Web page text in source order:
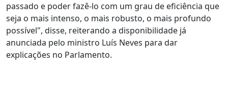
passado e poder fazê-lo com um grau de eficiência que
seja o mais intenso, o mais robusto, o mais profundo
possível", disse, reiterando a disponibilidade já
anunciada pelo ministro Luís Neves para dar
explicações no Parlamento.